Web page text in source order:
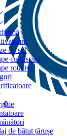
de sol
cu discuri
rotative
de bătut țărușe
0